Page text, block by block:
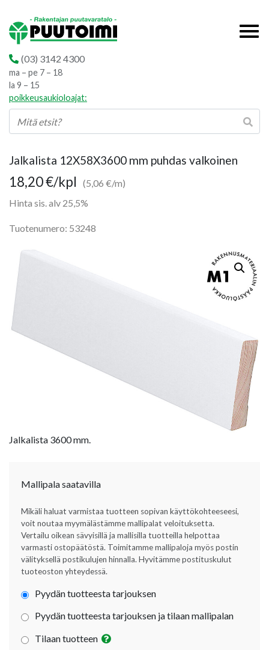
(03) 3142 4300
ma – pe 7 – 18
la 9 – 15
poikkeusaukioloajat:
Jalkalista 12X58X3600 mm puhdas valkoinen
18,20€/kpl
(5,06 €/m)
Hinta sis. alv 25,5%
Tuotenumero: 53248
Jalkalista 3600 mm.
Mallipala saatavilla
Mikäli haluat varmistaa tuotteen sopivan käyttökohteeseesi,
voit noutaa myymälästämme mallipalat veloituksetta.
Vertailu oikean sävyisillä ja mallisilla tuotteilla helpottaa
varmasti ostopäätöstä. Toimitamme mallipaloja myös postin
välityksellä postikulujen hinnalla. Hyvitämme postituskulut
tuoteoston yhteydessä.
Pyydän tuotteesta tarjouksen
Pyydän tuotteesta tarjouksen ja tilaan mallipalan
Tilaan tuotteen